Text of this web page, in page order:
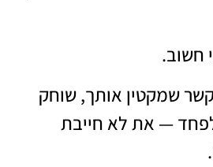
חשוב.
שמקטין אותך, שוחק
— את לא חייבת